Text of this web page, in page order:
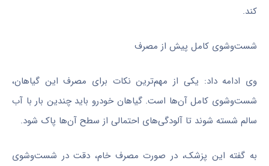
کند.
شست‌وشوی کامل پیش از مصرف
وی ادامه داد: یکی از مهم‌ترین نکات برای مصرف این گیاهان،
شست‌وشوی کامل آن‌ها است. گیاهان خودرو باید چندین بار با آب
سالم شسته شوند تا آلودگی‌های احتمالی از سطح آن‌ها پاک شود.
به گفته این پزشک، در صورت مصرف خام، دقت در شست‌وشوی